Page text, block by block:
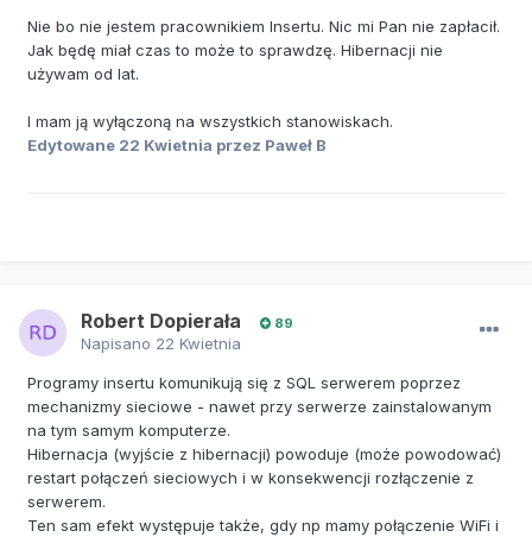
Nie bo nie jestem pracownikiem Insertu. Nic mi Pan nie zapłacił.
Jak będę miał czas to może to sprawdzę. Hibernacji nie
używam od lat.
I mam ją wyłączoną na wszystkich stanowiskach.
Edytowane 22 Kwietnia przez Paweł B
Robert Dopierała 89
Napisano 22 Kwietnia
Programy insertu komunikują się z SQL serwerem poprzez
mechanizmy sieciowe - nawet przy serwerze zainstalowanym
na tym samym komputerze.
Hibernacja (wyjście z hibernacji) powoduje (może powodować)
restart połączeń sieciowych i w konsekwencji rozłączenie z
serwerem.
Ten sam efekt występuje także, gdy np mamy połączenie WiFi i